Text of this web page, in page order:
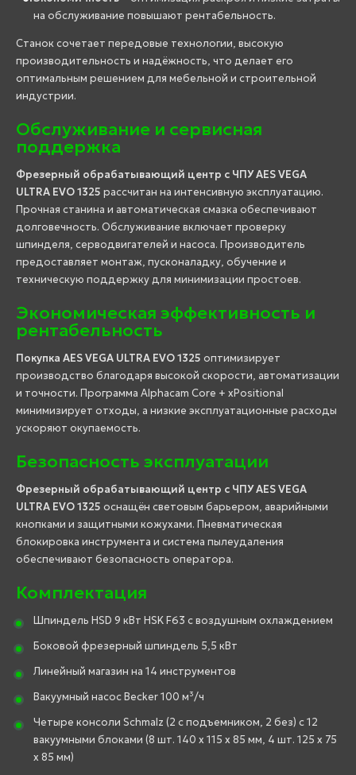
на обслуживание повышают рентабельность.
Станок сочетает передовые технологии, высокую
производительность и надёжность, что делает его
оптимальным решением для мебельной и строительной
индустрии.
Обслуживание и сервисная
поддержка
Фрезерный обрабатывающий центр с ЧПУ AES VEGA
ULTRA EVO 1325 рассчитан на интенсивную эксплуатацию.
Прочная станина и автоматическая смазка обеспечивают
долговечность. Обслуживание включает проверку
шпинделя, серводвигателей и насоса. Производитель
предоставляет монтаж, пусконаладку, обучение и
техническую поддержку для минимизации простоев.
Экономическая эффективность и
рентабельность
Покупка AES VEGA ULTRA EVO 1325 оптимизирует
производство благодаря высокой скорости, автоматизации
и точности. Программа Alphacam Core + xPositional
минимизирует отходы, а низкие эксплуатационные расходы
ускоряют окупаемость.
Безопасность эксплуатации
Фрезерный обрабатывающий центр с ЧПУ AES VEGA
ULTRA EVO 1325 оснащён световым барьером, аварийными
кнопками и защитными кожухами. Пневматическая
блокировка инструмента и система пылеудаления
обеспечивают безопасность оператора.
Комплектация
Шпиндель HSD 9 кВт HSK F63 с воздушным охлаждением
Боковой фрезерный шпиндель 5,5 кВт
Линейный магазин на 14 инструментов
Вакуумный насос Becker 100 м³/ч
Четыре консоли Schmalz (2 с подъемником, 2 без) с 12
вакуумными блоками (8 шт. 140 x 115 x 85 мм, 4 шт. 125 x 75
x 85 мм)